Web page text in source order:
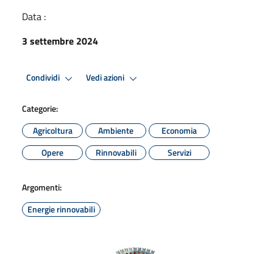
Data :
3 settembre 2024
Condividi Vedi azioni
Categorie:
Agricoltura
Ambiente
Economia
Opere
Rinnovabili Servizi
Argomenti:
Energie rinnovabili